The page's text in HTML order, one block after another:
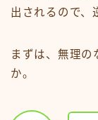
出されるので、
まずは、無理の
か。